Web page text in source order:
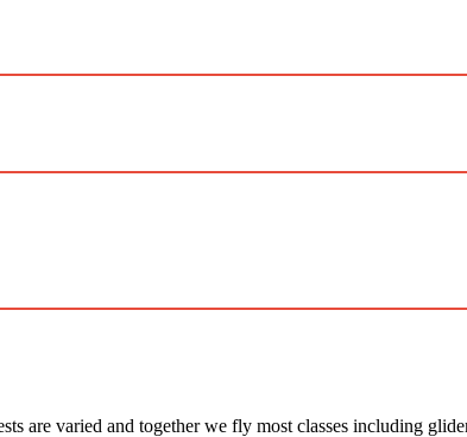
are varied and together we fly most classes including